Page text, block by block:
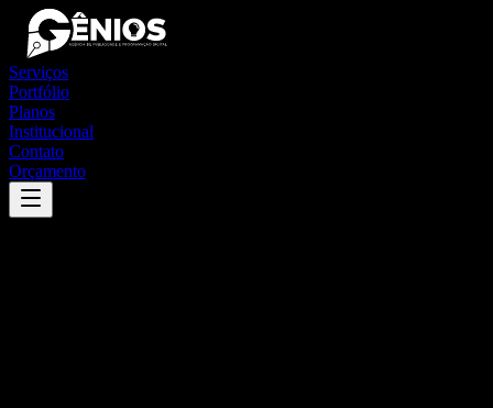
Serviços
Portfólio
Planos
Institucional
Contato
Orçamento